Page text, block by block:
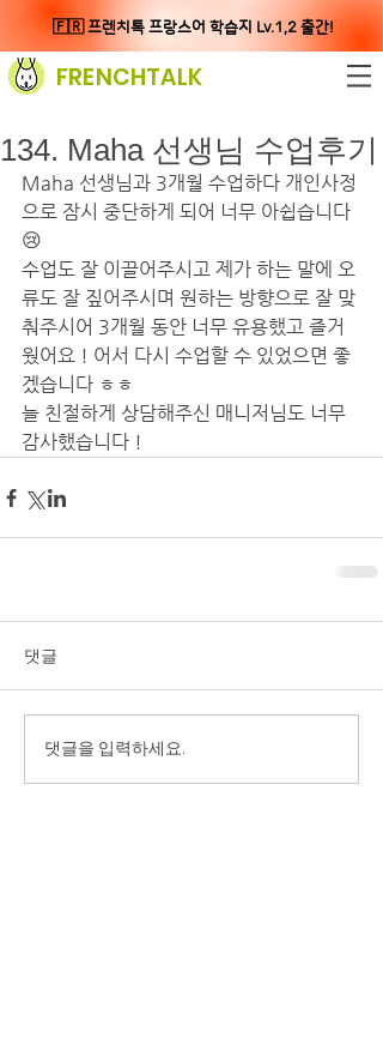
🇫🇷 프렌치톡 프랑스어 학습지 Lv.1,2 출간!
FRENCHTALK
134. Maha 선생님 수업후기
Maha 선생님과 3개월 수업하다 개인사정
으로 잠시 중단하게 되어 너무 아쉽습니다
😢
수업도 잘 이끌어주시고 제가 하는 말에 오
류도 잘 짚어주시며 원하는 방향으로 잘 맞
춰주시어 3개월 동안 너무 유용했고 즐거
웠어요 ! 어서 다시 수업할 수 있었으면 좋
겠습니다 ㅎㅎ
늘 친절하게 상담해주신 매니저님도 너무
감사했습니다 !
댓글
댓글을 입력하세요.